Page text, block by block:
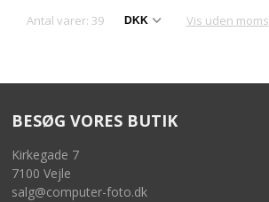
Antal varer: 39 Vis uden moms
BESØG VORES BUTIK
Kirkegade 7
7100 Vejle
salg@computer-foto.dk